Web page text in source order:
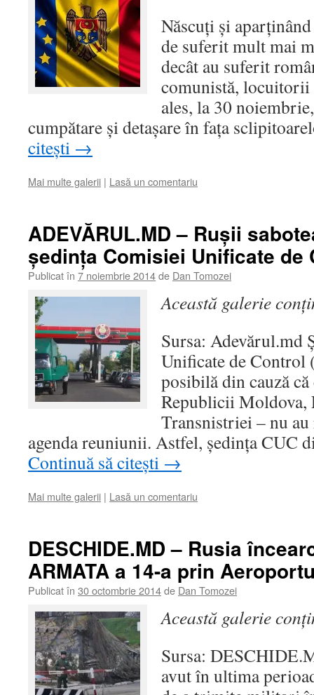
Născuţi şi
de suferit mult mai
decât au suferit
comunistă,
ales, la 30
cumpătare şi detaşare în faţa
citești →
Mai multe galerii | Lasă un comentariu
ADEVĂRUL.MD – Ruşii
şedinţa Comisiei Unificate de
Publicat în 7 noiembrie 2014de Dan Tomozei
Această galerie
Sursa: Adevărul.md
Unificate de Control
posibilă din cauză
Republicii Moldova,
Transnistriei – nu au
agenda reuniunii. Astfel, şedinţa CUC
Continuă să citești →
Mai multe galerii | Lasă un comentariu
DESCHIDE.MD – Rusia
ARMATA a 14-a prin
Publicat în 30 octombrie 2014de Dan Tomozei
Această galerie
Sursa:
avut în ultima